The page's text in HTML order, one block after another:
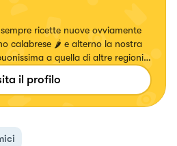
ricette nuove ovviamente
calabrese 🌶 e alterno la nostra
a quella di altre regioni
mi fanno compagnia mentre
!!!il profilo